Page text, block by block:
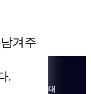
겨주
.
대